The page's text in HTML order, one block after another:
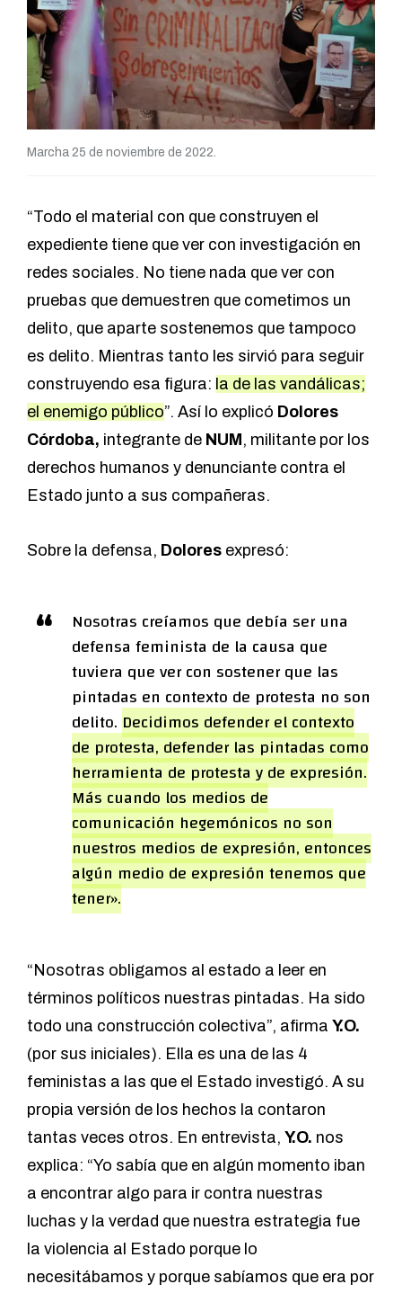
Marcha 25 de noviembre de 2022.
“Todo el material con que construyen el
expediente tiene que ver con investigación en
redes sociales. No tiene nada que ver con
pruebas que demuestren que cometimos un
delito, que aparte sostenemos que tampoco
es delito. Mientras tanto les sirvió para seguir
construyendo esa figura: la de las vandálicas;
el enemigo público”. Así lo explicó Dolores
Córdoba, integrante de NUM, militante por los
derechos humanos y denunciante contra el
Estado junto a sus compañeras.
Sobre la defensa, Dolores expresó:
Nosotras creíamos que debía ser una
defensa feminista de la causa que
tuviera que ver con sostener que las
pintadas en contexto de protesta no son
delito. Decidimos defender el contexto
de protesta, defender las pintadas como
herramienta de protesta y de expresión.
Más cuando los medios de
comunicación hegemónicos no son
nuestros medios de expresión, entonces
algún medio de expresión tenemos que
tener».
“Nosotras obligamos al estado a leer en
términos políticos nuestras pintadas. Ha sido
todo una construcción colectiva”, afirma Y.O.
(por sus iniciales). Ella es una de las 4
feministas a las que el Estado investigó. A su
propia versión de los hechos la contaron
tantas veces otros. En entrevista, Y.O. nos
explica: “Yo sabía que en algún momento iban
a encontrar algo para ir contra nuestras
luchas y la verdad que nuestra estrategia fue
la violencia al Estado porque lo
necesitábamos y porque sabíamos que era por